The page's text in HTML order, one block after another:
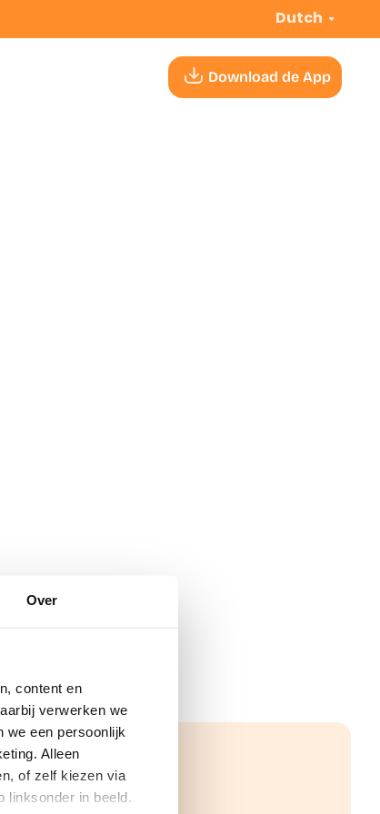
Over
content en
verwerken we
we een persoonlijk
Alleen
of zelf kiezen via
in beeld.
Dutch
Download de App